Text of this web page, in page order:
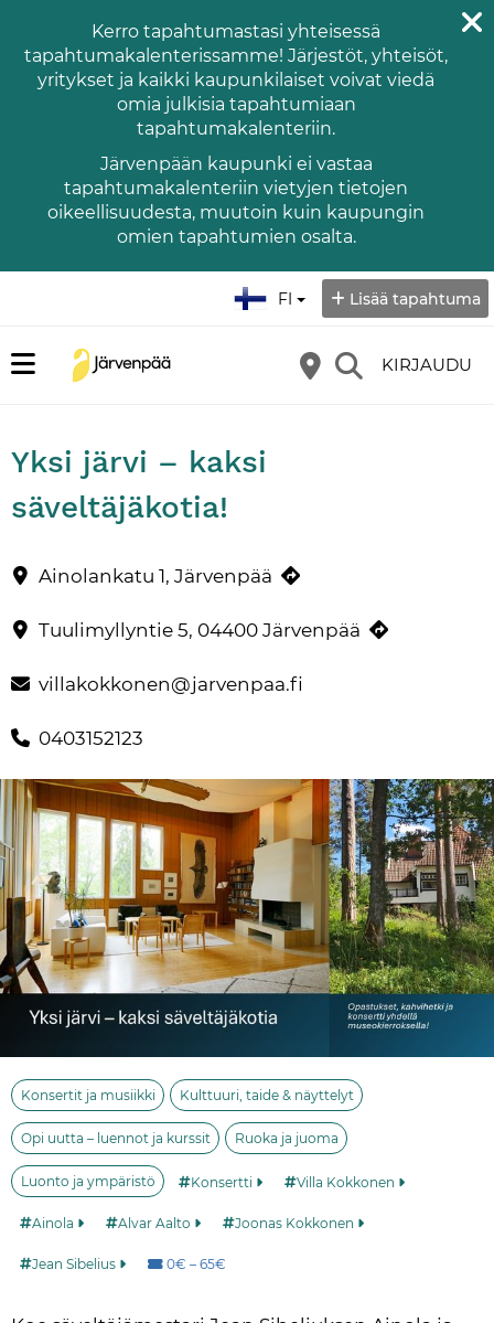
Kerro tapahtumastasi yhteisessä
tapahtumakalenterissamme! Järjestöt, yhteisöt,
yritykset ja kaikki kaupunkilaiset voivat viedä
omia julkisia tapahtumiaan
tapahtumakalenteriin.
Järvenpään kaupunki ei vastaa
tapahtumakalenteriin vietyjen tietojen
oikeellisuudesta, muutoin kuin kaupungin
omien tapahtumien osalta.
FI Lisää tapahtuma
KIRJAUDU
Yksi järvi – kaksi
säveltäjäkotia!
Opastukset, kahvit ja pienen konsertin sisältävä
Yhteystiedot
Ainolankatu 1, Järvenpää
Tuulimyllyntie 5, 04400 Järvenpää
villakokkonen@jarvenpaa.fi
0403152123
Konsertit ja musiikki Kulttuuri, taide & näyttelyt
Opi uutta – luennot ja kurssit Ruoka ja juoma
Luonto ja ympäristö Konsertti Villa Kokkonen
Ainola Alvar Aalto Joonas Kokkonen
Jean Sibelius Hinta:0€ – 65€